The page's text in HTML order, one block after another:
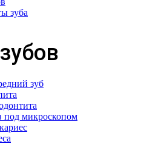
зуба
зуб
под микроскопом